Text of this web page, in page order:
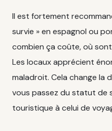
Il est fortement
survie » en espagnol ou
combien ça coûte, où
Les locaux apprécient
maladroit. Cela change la
vous passez du statut de
touristique à celui de